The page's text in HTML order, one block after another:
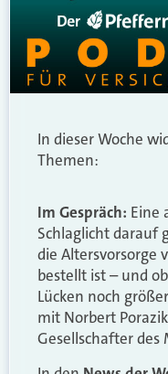
In dieser Woche
Themen:
Im Gespräch: Eine
Schlaglicht darauf
die Altersvorsorge
bestellt ist – und
Lücken noch
mit Norbert
Gesellschafter des